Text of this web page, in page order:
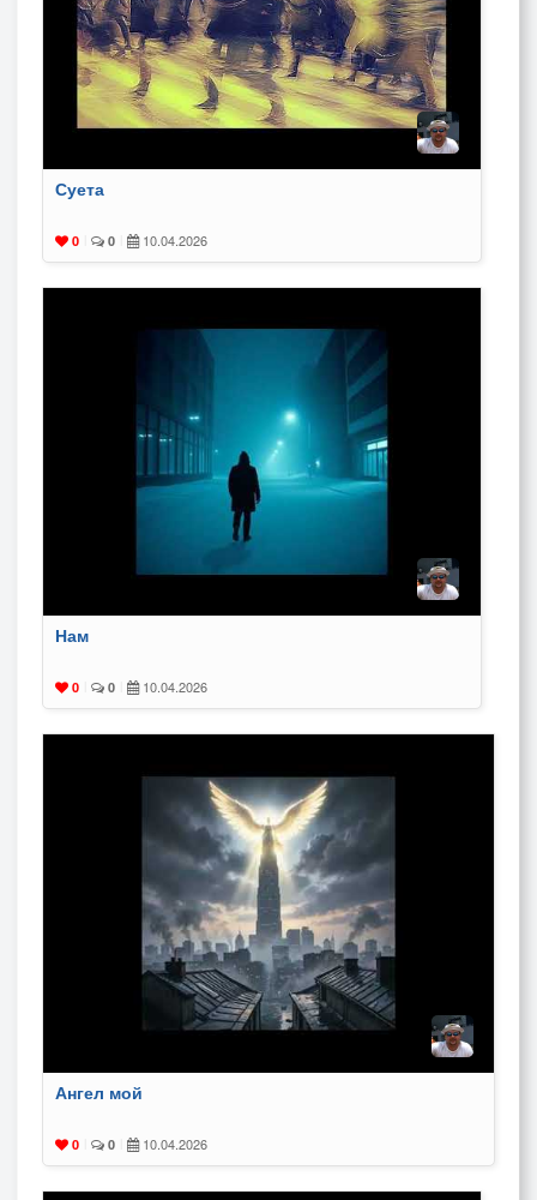
Суета
0 0 10.04.2026
Нам
0 0 10.04.2026
Ангел мой
0 0 10.04.2026